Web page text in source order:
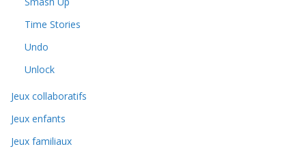
Time Stories
Undo
Unlock
Jeux collaboratifs
Jeux enfants
Jeux familiaux